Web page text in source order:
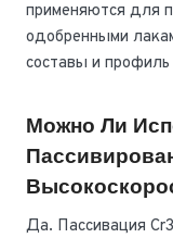
применяются для
одобренными
составы и
Можно Ли
Да. Пассивация